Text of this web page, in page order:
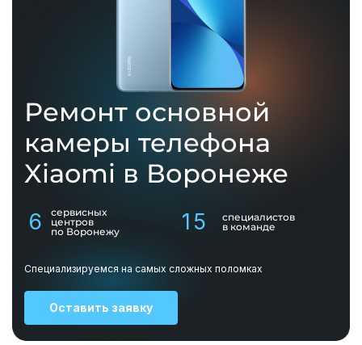
Ремонт основной
камеры телефона
Xiaomi в Воронеже
6
сервисных
центров
по Воронежу
15
специалистов
в команде
Специализируемся на самых сложных поломках
Оставить заявку